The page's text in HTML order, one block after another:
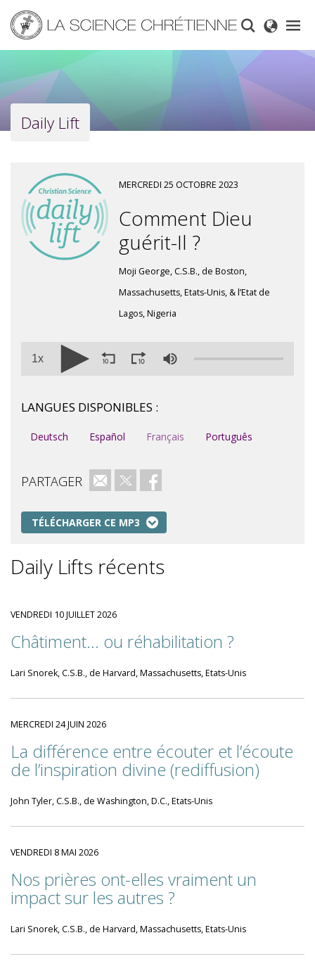
main
content
Daily Lift
MERCREDI 25 OCTOBRE 2023
Comment Dieu
guérit-Il ?
Moji George, C.S.B., de Boston,
Massachusetts, Etats-Unis, & l’Etat de
Lagos, Nigeria
1x
LANGUES DISPONIBLES :
Deutsch Español Français Português
PARTAGER e-mailTwitterFacebook
TÉLÉCHARGER CE MP3
Daily Lifts récents
VENDREDI 10 JUILLET 2026
Châtiment... ou réhabilitation ?
Lari Snorek, C.S.B., de Harvard, Massachusetts, Etats-Unis
MERCREDI 24 JUIN 2026
La différence entre écouter et l’écoute
de l’inspiration divine (rediffusion)
John Tyler, C.S.B., de Washington, D.C., Etats-Unis
VENDREDI 8 MAI 2026
Nos prières ont-elles vraiment un
impact sur les autres ?
Lari Snorek, C.S.B., de Harvard, Massachusetts, Etats-Unis